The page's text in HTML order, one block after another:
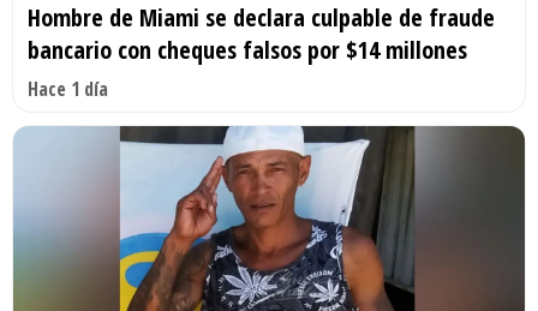
Hombre de Miami se declara culpable de fraude
bancario con cheques falsos por $14 millones
Hace 1 día